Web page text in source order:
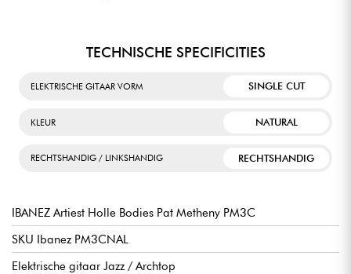
TECHNISCHE SPECIFICITIES
ELEKTRISCHE GITAAR VORM SINGLE CUT
KLEUR NATURAL
RECHTSHANDIG / LINKSHANDIG RECHTSHANDIG
IBANEZ Artiest Holle Bodies Pat Metheny PM3C
SKU Ibanez PM3CNAL
Elektrische gitaar Jazz / Archtop